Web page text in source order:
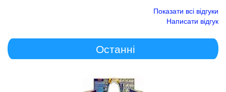
Показати всі відгуки
Написати відгук
Останні